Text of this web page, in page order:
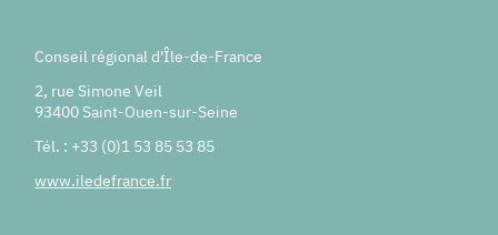
Conseil régional d'Île-de-France
2, rue Simone Veil
93400 Saint-Ouen-sur-Seine
Tél. : +33 (0)1 53 85 53 85
www.iledefrance.fr